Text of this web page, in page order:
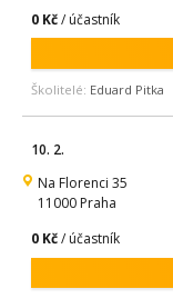
0 Kč/ účastník
Školitelé: Eduard Pitka
10. 2.
Na Florenci 35
11000 Praha
0 Kč/ účastník